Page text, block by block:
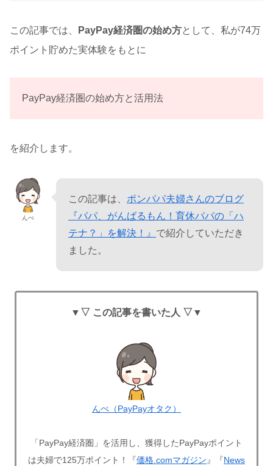
この記事では、 PayPay経済圏の始め方として、私が74万
ポイント貯めた実体験をもとに
PayPay経済圏の始め方と活用法
を紹介します。
んぺ
この記事は、 ポンパパ夫婦さんのブログ
『パパ、がんばるもん！育休パパの「ハ
テナ？」を解決！』 で紹介していただき
ました。
▼▽ この記事を書いた人 ▽▼
んぺ（PayPayオタク）
「PayPay経済圏」を活用し、獲得したPayPayポイント
は夫婦で125万ポイント！『価格.comマガジン』『News